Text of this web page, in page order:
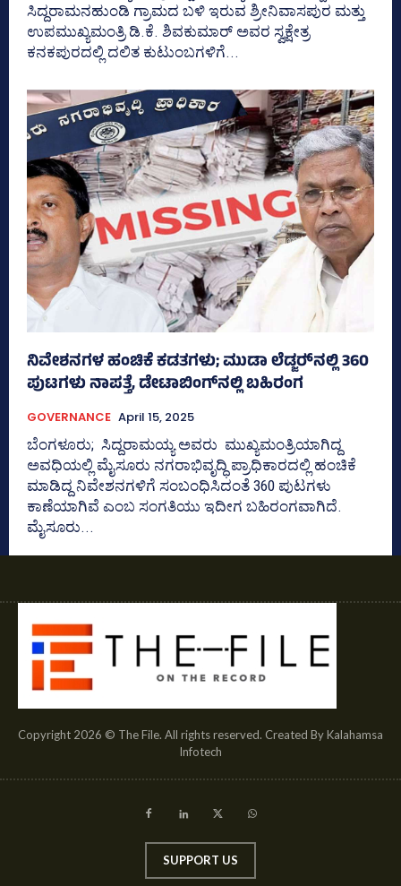
ಸಿದ್ದರಾಮನಹುಂಡಿ ಗ್ರಾಮದ ಬಳಿ ಇರುವ ಶ್ರೀನಿವಾಸಪುರ ಮತ್ತು
ಉಪಮುಖ್ಯಮಂತ್ರಿ ಡಿ.ಕೆ. ಶಿವಕುಮಾರ್ ಅವರ ಸ್ವಕ್ಷೇತ್ರ
ಕನಕಪುರದಲ್ಲಿ ದಲಿತ ಕುಟುಂಬಗಳಿಗೆ...
ನಿವೇಶನಗಳ ಹಂಚಿಕೆ ಕಡತಗಳು; ಮುಡಾ ಲೆಡ್ಜರ್‍‌ನಲ್ಲಿ 360
ಪುಟಗಳು ನಾಪತ್ತೆ, ಡೇಟಾಬಿಂಗ್‌ನಲ್ಲಿ ಬಹಿರಂಗ
GOVERNANCE April 15, 2025
ಬೆಂಗಳೂರು; ಸಿದ್ದರಾಮಯ್ಯ ಅವರು ಮುಖ್ಯಮಂತ್ರಿಯಾಗಿದ್ದ
ಅವಧಿಯಲ್ಲಿ ಮೈಸೂರು ನಗರಾಭಿವೃದ್ಧಿ ಪ್ರಾಧಿಕಾರದಲ್ಲಿ ಹಂಚಿಕೆ
ಮಾಡಿದ್ದ ನಿವೇಶನಗಳಿಗೆ ಸಂಬಂಧಿಸಿದಂತೆ 360 ಪುಟಗಳು
ಕಾಣೆಯಾಗಿವೆ ಎಂಬ ಸಂಗತಿಯು ಇದೀಗ ಬಹಿರಂಗವಾಗಿದೆ.
ಮೈಸೂರು...
Copyright 2026 © The File. All rights reserved. Created By Kalahamsa
Infotech
SUPPORT US